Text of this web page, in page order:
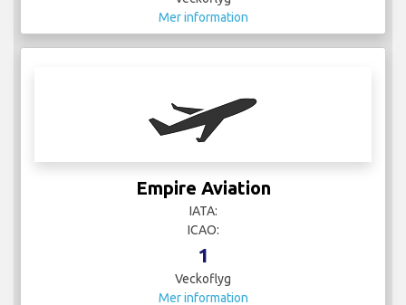
IATA:
ICAO:
Veckoflyg
Mer information